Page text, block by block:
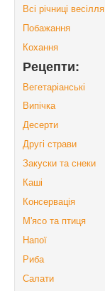
Всі річниці весілля
Побажання
Кохання
Рецепти:
Вегетаріанські
Випічка
Десерти
Другі страви
Закуски та снеки
Каші
Консервація
М'ясо та птиця
Напої
Риба
Салати